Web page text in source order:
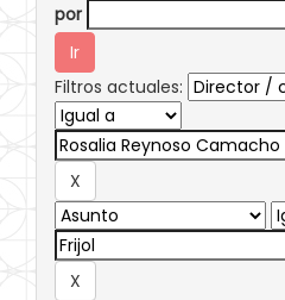
por
Filtros actuales: